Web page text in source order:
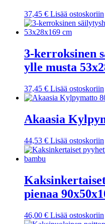
37,45 € Lisää ostoskoriin
3-kerroksinen
ylle musta
37,45 € Lisää ostoskoriin
Akaasia
44,53 € Lisää ostoskoriin
pienaa
46,00 € Lisää ostoskoriin